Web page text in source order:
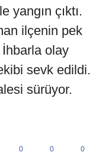
yangın çıktı.
ilçenin pek
olay
sevk edildi.
sürüyor.